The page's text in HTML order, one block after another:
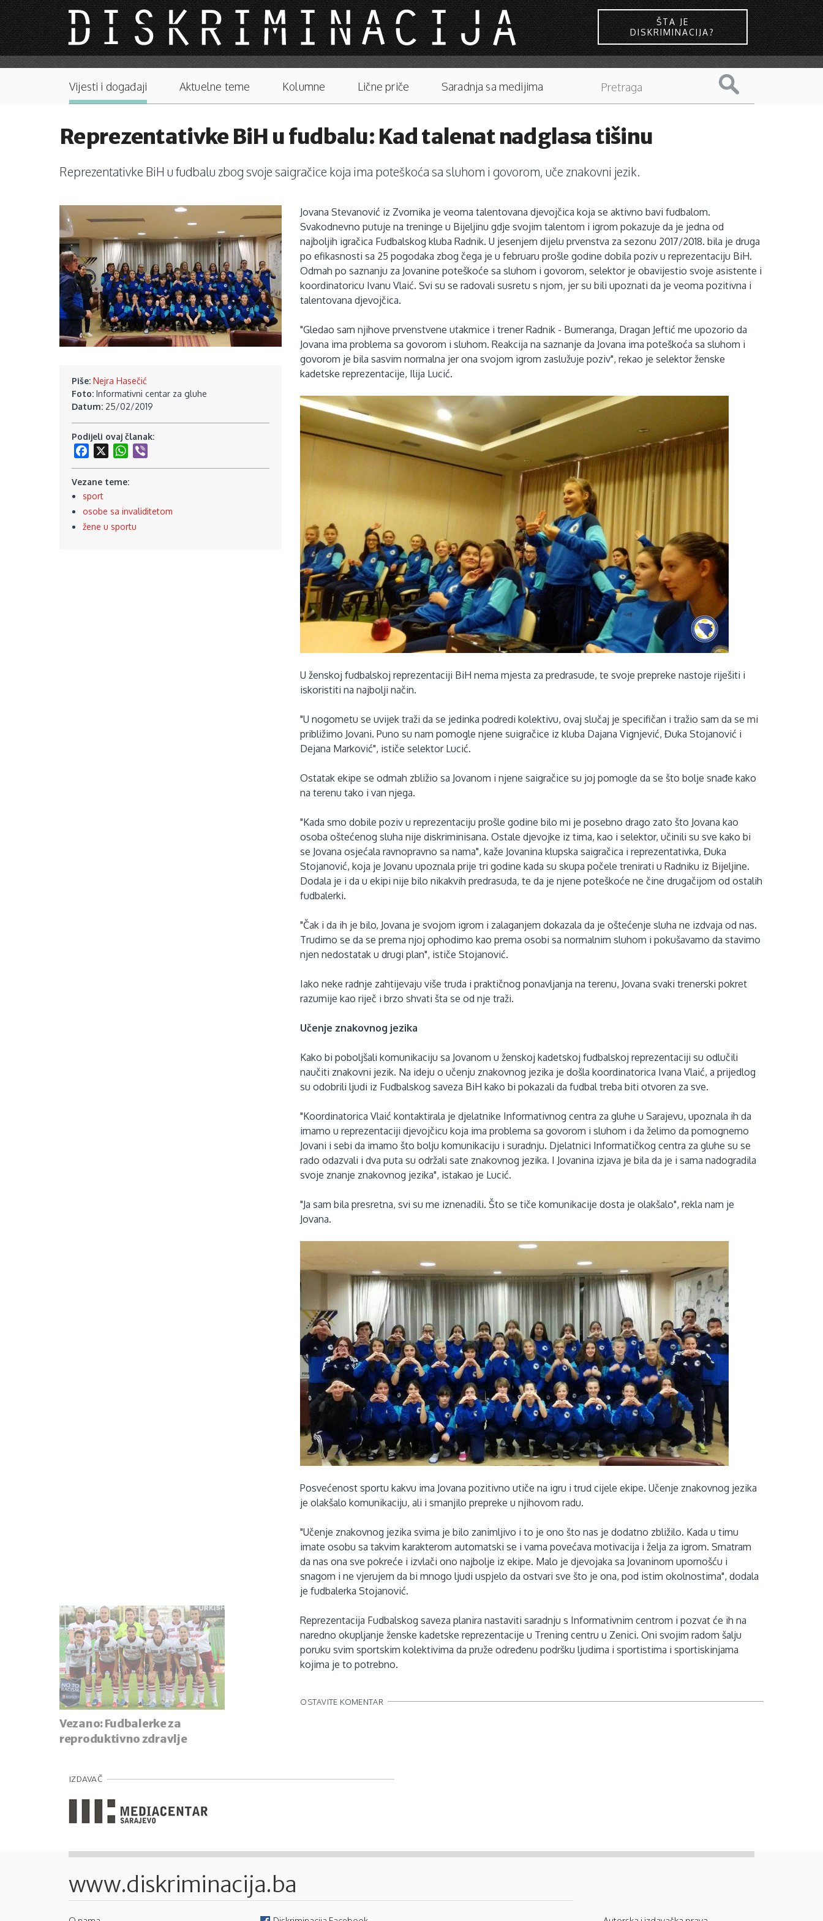
Skip to main content
ŠTA JE
DISKRIMINACIJA?
Main menu
Vijesti i događaji Aktuelne teme Kolumne Lične priče Saradnja sa medijima
Reprezentativke BiH u fudbalu: Kad talenat nadglasa tišinu
Reprezentativke BiH u fudbalu zbog svoje saigračice koja ima poteškoća sa sluhom i govorom, uče znakovni jezik.
Piše: Nejra Hasečić
Foto: Informativni centar za gluhe
Datum: 25/02/2019
Podijeli ovaj članak:
Facebook
WhatsApp
Vezane teme:
sport
osobe sa invaliditetom
žene u sportu
Vezano:Fudbalerke za
reproduktivno zdravlje
Jovana Stevanović iz Zvornika je veoma talentovana djevojčica koja se aktivno bavi fudbalom.
Svakodnevno putuje na treninge u Bijeljinu gdje svojim talentom i igrom pokazuje da je jedna od
najboljih igračica Fudbalskog kluba Radnik. U jesenjem dijelu prvenstva za sezonu 2017/2018. bila je druga
po efikasnosti sa 25 pogodaka zbog čega je u februaru prošle godine dobila poziv u reprezentaciju BiH.
Odmah po saznanju za Jovanine poteškoće sa sluhom i govorom, selektor je obavijestio svoje asistente i
koordinatoricu Ivanu Vlaić. Svi su se radovali susretu s njom, jer su bili upoznati da je veoma pozitivna i
talentovana djevojčica.
"Gledao sam njihove prvenstvene utakmice i trener Radnik - Bumeranga, Dragan Jeftić me upozorio da
Jovana ima problema sa govorom i sluhom. Reakcija na saznanje da Jovana ima poteškoća sa sluhom i
govorom je bila sasvim normalna jer ona svojom igrom zaslužuje poziv", rekao je selektor ženske
kadetske reprezentacije, Ilija Lucić.
U ženskoj fudbalskoj reprezentaciji BiH nema mjesta za predrasude, te svoje prepreke nastoje riješiti i
iskoristiti na najbolji način.
"U nogometu se uvijek traži da se jedinka podredi kolektivu, ovaj slučaj je specifičan i tražio sam da se mi
približimo Jovani. Puno su nam pomogle njene suigračice iz kluba Dajana Vignjević, Đuka Stojanović i
Dejana Marković", ističe selektor Lucić.
Ostatak ekipe se odmah zbližio sa Jovanom i njene saigračice su joj pomogle da se što bolje snađe kako
na terenu tako i van njega.
"Kada smo dobile poziv u reprezentaciju prošle godine bilo mi je posebno drago zato što Jovana kao
osoba oštećenog sluha nije diskriminisana. Ostale djevojke iz tima, kao i selektor, učinili su sve kako bi
se Jovana osjećala ravnopravno sa nama", kaže Jovanina klupska saigračica i reprezentativka, Đuka
Stojanović, koja je Jovanu upoznala prije tri godine kada su skupa počele trenirati u Radniku iz Bijeljine.
Dodala je i da u ekipi nije bilo nikakvih predrasuda, te da je njene poteškoće ne čine drugačijom od ostalih
fudbalerki.
"Čak i da ih je bilo, Jovana je svojom igrom i zalaganjem dokazala da je oštećenje sluha ne izdvaja od nas.
Trudimo se da se prema njoj ophodimo kao prema osobi sa normalnim sluhom i pokušavamo da stavimo
njen nedostatak u drugi plan", ističe Stojanović.
Iako neke radnje zahtijevaju više truda i praktičnog ponavljanja na terenu, Jovana svaki trenerski pokret
razumije kao riječ i brzo shvati šta se od nje traži.
Učenje znakovnog jezika
Kako bi poboljšali komunikaciju sa Jovanom u ženskoj kadetskoj fudbalskoj reprezentaciji su odlučili
naučiti znakovni jezik. Na ideju o učenju znakovnog jezika je došla koordinatorica Ivana Vlaić, a prijedlog
su odobrili ljudi iz Fudbalskog saveza BiH kako bi pokazali da fudbal treba biti otvoren za sve.
"Koordinatorica Vlaić kontaktirala je djelatnike Informativnog centra za gluhe u Sarajevu, upoznala ih da
imamo u reprezentaciji djevojčicu koja ima problema sa govorom i sluhom i da želimo da pomognemo
Jovani i sebi da imamo što bolju komunikaciju i suradnju. Djelatnici Informatičkog centra za gluhe su se
rado odazvali i dva puta su održali sate znakovnog jezika. I Jovanina izjava je bila da je i sama nadogradila
svoje znanje znakovnog jezika", istakao je Lucić.
"Ja sam bila presretna, svi su me iznenadili. Što se tiče komunikacije dosta je olakšalo", rekla nam je
Jovana.
Posvećenost sportu kakvu ima Jovana pozitivno utiče na igru i trud cijele ekipe. Učenje znakovnog jezika
je olakšalo komunikaciju, ali i smanjilo prepreke u njihovom radu.
"Učenje znakovnog jezika svima je bilo zanimljivo i to je ono što nas je dodatno zbližilo. Kada u timu
imate osobu sa takvim karakterom automatski se i vama povećava motivacija i želja za igrom. Smatram
da nas ona sve pokreće i izvlači ono najbolje iz ekipe. Malo je djevojaka sa Jovaninom upornošću i
snagom i ne vjerujem da bi mnogo ljudi uspjelo da ostvari sve što je ona, pod istim okolnostima", dodala
je fudbalerka Stojanović.
Reprezentacija Fudbalskog saveza planira nastaviti saradnju s Informativnim centrom i pozvat će ih na
naredno okupljanje ženske kadetske reprezentacije u Trening centru u Zenici. Oni svojim radom šalju
poruku svim sportskim kolektivima da pruže određenu podršku ljudima i sportistima i sportiskinjama
kojima je to potrebno.
OSTAVITE KOMENTAR
IZDAVAČ
www.diskriminacija.ba